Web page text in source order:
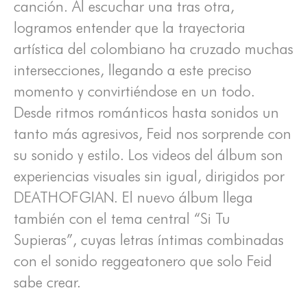
canción. Al escuchar una tras otra,
logramos entender que la trayectoria
artística del colombiano ha cruzado muchas
intersecciones, llegando a este preciso
momento y convirtiéndose en un todo.
Desde ritmos románticos hasta sonidos un
tanto más agresivos, Feid nos sorprende con
su sonido y estilo. Los videos del álbum son
experiencias visuales sin igual, dirigidos por
DEATHOFGIAN. El nuevo álbum llega
también con el tema central “Si Tu
Supieras”, cuyas letras íntimas combinadas
con el sonido reggeatonero que solo Feid
sabe crear.